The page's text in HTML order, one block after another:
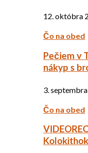
12. októbra
Čo na obed
Pečiem v
nákyp s
3.
Čo na obed